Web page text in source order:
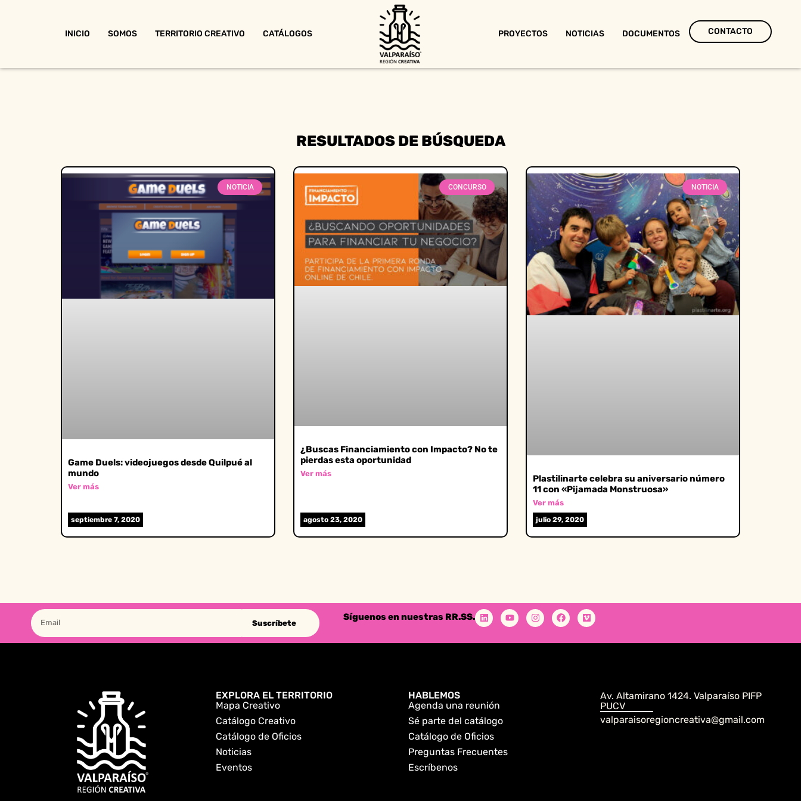
INICIO SOMOS TERRITORIO CREATIVO CATÁLOGOS PROYECTOS NOTICIAS DOCUMENTOS CONTACTO
RESULTADOS DE BÚSQUEDA
NOTICIA
Game Duels: videojuegos desde Quilpué al
mundo
Ver más
septiembre 7, 2020
CONCURSO
¿Buscas Financiamiento con Impacto? No te
pierdas esta oportunidad
Ver más
agosto 23, 2020
NOTICIA
Plastilinarte celebra su aniversario número
11 con «Pijamada Monstruosa»
Ver más
julio 29, 2020
Suscríbete
Síguenos en nuestras RR.SS.
EXPLORA EL TERRITORIO
Mapa Creativo
Catálogo Creativo
Catálogo de Oficios
Noticias
Eventos
HABLEMOS
Agenda una reunión
Sé parte del catálogo
Catálogo de Oficios
Preguntas Frecuentes
Escríbenos
Av. Altamirano 1424. Valparaíso PIFP
PUCV
valparaisoregioncreativa@gmail.com